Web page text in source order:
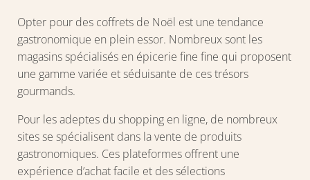
Opter pour des coffrets de Noël est une tendance
gastronomique en plein essor. Nombreux sont les
magasins spécialisés en épicerie fine fine qui proposent
une gamme variée et séduisante de ces trésors
gourmands.
Pour les adeptes du shopping en ligne, de nombreux
sites se spécialisent dans la vente de produits
gastronomiques. Ces plateformes offrent une
expérience d’achat facile et des sélections